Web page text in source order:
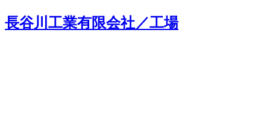
長谷川工業有限会社／工場